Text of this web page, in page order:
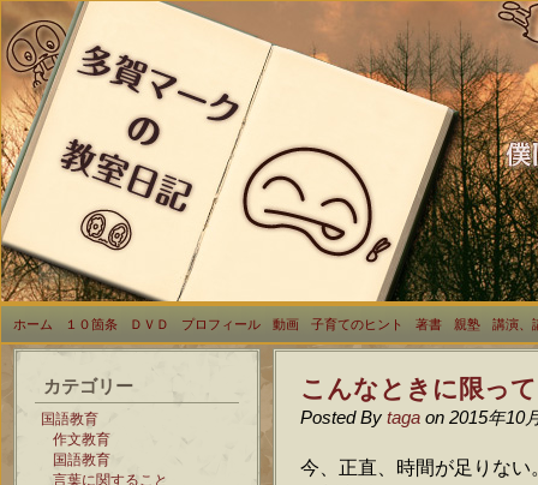
ホーム １０箇条 ＤＶＤ プロフィール 動画 子育てのヒント 著書 親塾 講演、
カテゴリー
国語教育
作文教育
国語教育
言葉に関すること
こんなときに限っ
Posted By taga on 2015年10
今、正直、時間が足りない